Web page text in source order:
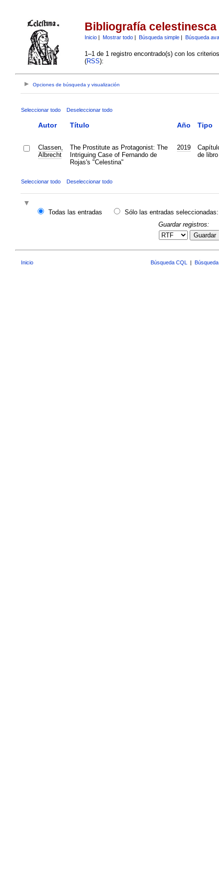
Bibliografía celestinesca
Inicio| Mostrar todo| Búsqueda simple| Búsqueda
1–1 de 1 registro encontrado(s) con los
(RSS):
Opciones de búsqueda y visualización
Seleccionar todo Deseleccionar todo
Autor Título Año Tipo
Classen,
Albrecht
The Prostitute as Protagonist: The
Intriguing Case of Fernando de
Rojas's "Celestina"
2019
de libro
Seleccionar todo Deseleccionar todo
Todas las entradas
Sólo las entradas seleccionadas:
Guardar registros:
Guardar
Inicio Búsqueda CQL